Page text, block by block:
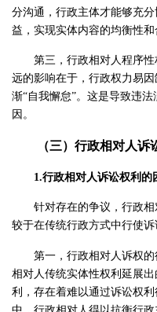
分沟通，行政主体才能够充
益，实现实体内容的均衡性和
第三，行政相对人程序
远的影响在于，行政权力易
渐“自我懈怠”。这是导致违
因。
（三）行政相对人
1.行政相对人诉讼权利的
针对存在的争议，行政
较于在传统行政方式中行使
第一，行政相对人诉权
相对人传统实体性权利延展
利，存在着难以通过诉讼权